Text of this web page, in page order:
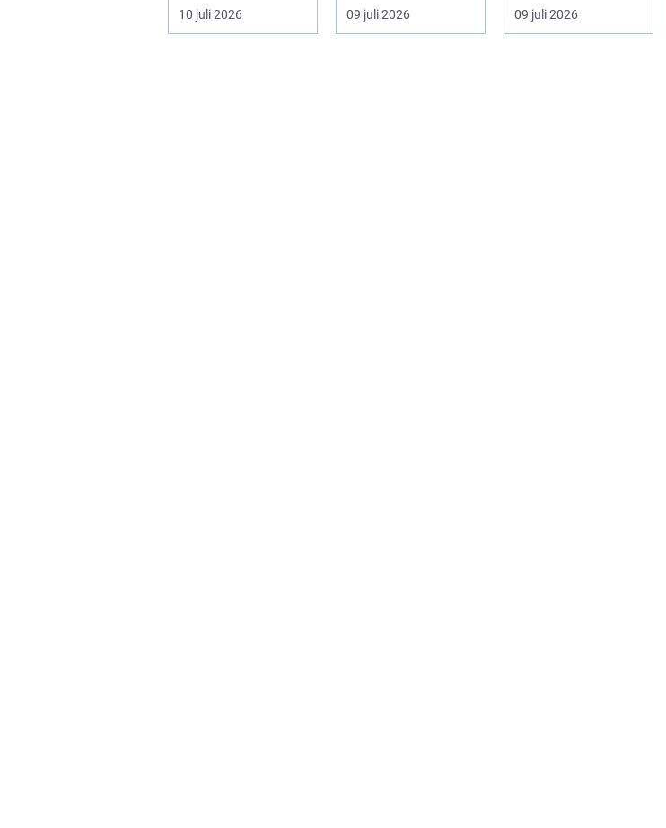
ofta en nödv&a...
10 juli 2026
ett varum...
09 juli 2026
fastighetsägare vill
kombine...
09 juli 2026